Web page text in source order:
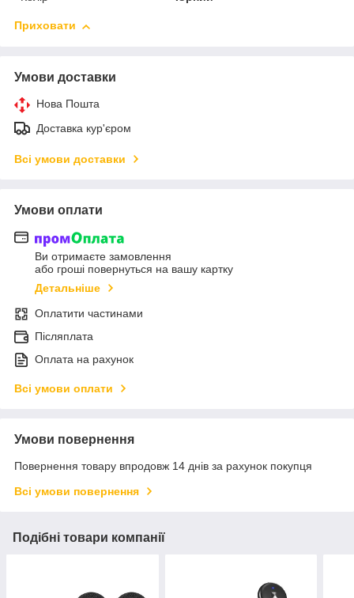
Приховати
Умови доставки
Нова Пошта
Доставка кур'єром
Всі умови доставки
Умови оплати
Ви отримаєте замовлення
або гроші повернуться на вашу картку
Детальніше
Оплатити частинами
Післяплата
Оплата на рахунок
Всі умови оплати
Умови повернення
Повернення товару впродовж 14 днів за рахунок покупця
Всі умови повернення
Подібні товари компанії